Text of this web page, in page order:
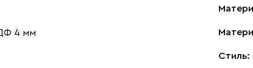
4 мм
Стиль: